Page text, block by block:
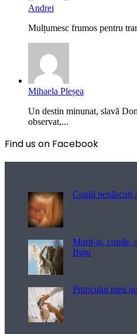
Andrei
Mulțumesc frumos pentru
Mihaela Pleșea
Un destin minunat, slavă
observat,...
Find us on Facebook
Copiii nenăscuți
Murit-ai, copile,
Buțu
Pruncului meu